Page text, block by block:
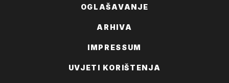
OGLAŠAVANJE
ARHIVA
IMPRESSUM
UVJETI KORIŠTENJA